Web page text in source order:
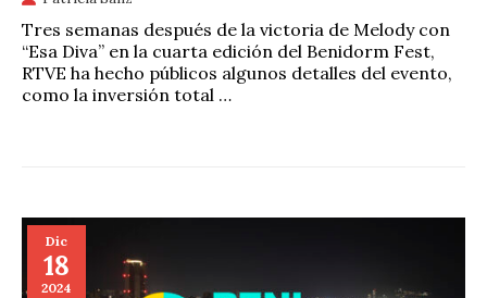
Tres semanas después de la victoria de Melody con
“Esa Diva” en la cuarta edición del Benidorm Fest,
RTVE ha hecho públicos algunos detalles del evento,
como la inversión total …
Dic
18
2024